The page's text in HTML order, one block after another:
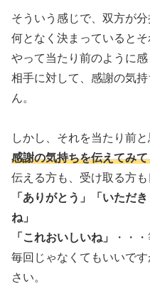
そういう感じで、双方が
何となく決まっていると
やって当たり前のように
相手に対して、感謝の気
ん。
しかし、それを当たり前と
感謝の気持ちを伝えてみ
伝える方も、受け取る方も
「ありがとう」「いただ
ね」
「これおいしいね」
・・・
毎回じゃなくてもいいで
さい。